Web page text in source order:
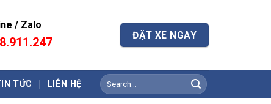
/ Zalo
ĐẶT XE NGAY
TỨC LIÊN HỆ